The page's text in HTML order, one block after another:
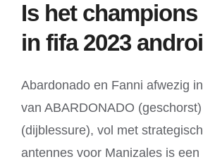
Is het champions
in fifa 2023
Abardonado en Fanni afwezig
van ABARDONADO
(dijblessure), vol met
antennes voor Manizales is